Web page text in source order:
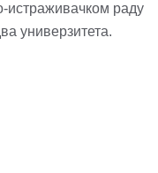
истраживачком раду
универзитета.